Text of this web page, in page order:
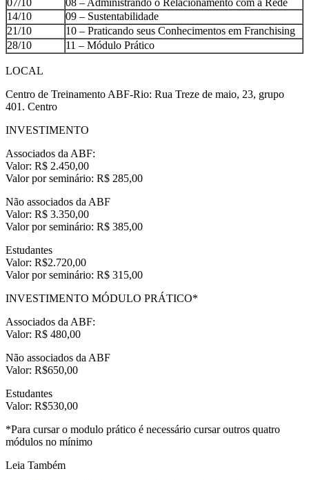
07/10
08 – Administrando o Relacionamento com a Rede
14/10
09 – Sustentabilidade
21/10
10 – Praticando seus Conhecimentos em Franchising
28/10
11 – Módulo Prático
LOCAL
Centro de Treinamento ABF-Rio: Rua Treze de maio, 23, grupo
401. Centro
INVESTIMENTO
Associados da ABF:
Valor: R$ 2.450,00
Valor por seminário: R$ 285,00
Não associados da ABF
Valor: R$ 3.350,00
Valor por seminário: R$ 385,00
Estudantes
Valor: R$2.720,00
Valor por seminário: R$ 315,00
INVESTIMENTO MÓDULO PRÁTICO*
Associados da ABF:
Valor: R$ 480,00
Não associados da ABF
Valor: R$650,00
Estudantes
Valor: R$530,00
*Para cursar o modulo prático é necessário cursar outros quatro
módulos no mínimo
Leia Também